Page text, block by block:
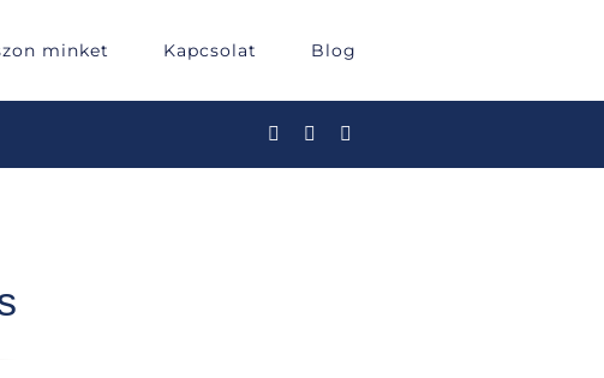
minket Kapcsolat Blog